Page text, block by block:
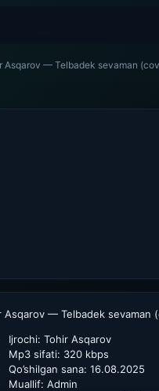
Asqarov — Telbadek sevaman
Asqarov — Telbadek sevaman
Ijrochi: Tohir Asqarov
Mp3 sifati: 320 kbps
Qo’shilgan sana: 16.08.2025
Muallif: Admin